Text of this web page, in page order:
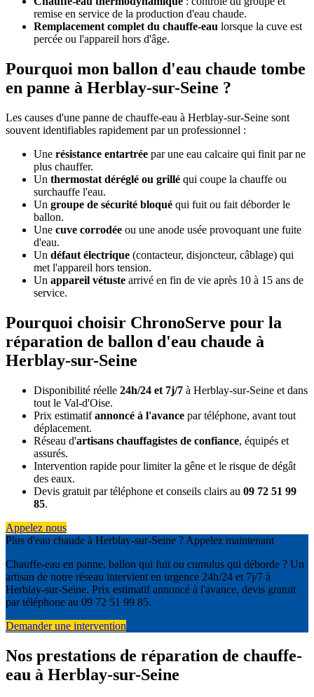
remise en service de la production d'eau chaude.
Remplacement complet du chauffe-eau lorsque la cuve est
percée ou l'appareil hors d'âge.
Pourquoi mon ballon d'eau chaude tombe
en panne à Herblay-sur-Seine ?
Les causes d'une panne de chauffe-eau à Herblay-sur-Seine sont
souvent identifiables rapidement par un professionnel :
Une résistance entartrée par une eau calcaire qui finit par ne
plus chauffer.
Un thermostat déréglé ou grillé qui coupe la chauffe ou
surchauffe l'eau.
Un groupe de sécurité bloqué qui fuit ou fait déborder le
ballon.
Une cuve corrodée ou une anode usée provoquant une fuite
d'eau.
Un défaut électrique (contacteur, disjoncteur, câblage) qui
met l'appareil hors tension.
Un appareil vétuste arrivé en fin de vie après 10 à 15 ans de
service.
Pourquoi choisir ChronoServe pour la
réparation de ballon d'eau chaude à
Herblay-sur-Seine
Disponibilité réelle 24h/24 et 7j/7 à Herblay-sur-Seine et dans
tout le Val-d'Oise.
Prix estimatifannoncé à l'avance par téléphone, avant tout
déplacement.
Réseau d'artisans chauffagistes de confiance, équipés et
assurés.
Intervention rapide pour limiter la gêne et le risque de dégât
des eaux.
Devis gratuit par téléphone et conseils clairs au 09 72 51 99
85.
Appelez nous
Plus d'eau chaude à Herblay-sur-Seine ? Appelez maintenant
Chauffe-eau en panne, ballon qui fuit ou cumulus qui déborde ? Un
artisan de notre réseau intervient en urgence 24h/24 et 7j/7 à
Herblay-sur-Seine. Prix estimatif annoncé à l'avance, devis gratuit
par téléphone au 09 72 51 99 85.
Demander une intervention
Nos prestations de réparation de chauffe-
eau à Herblay-sur-Seine